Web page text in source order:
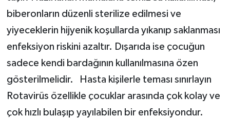
biberonların düzenli sterilize edilmesi ve
yiyeceklerin hijyenik koşullarda yıkanıp saklanması
enfeksiyon riskini azaltır. Dışarıda ise çocuğun
sadece kendi bardağının kullanılmasına özen
gösterilmelidir. Hasta kişilerle teması sınırlayın
Rotavirüs özellikle çocuklar arasında çok kolay ve
çok hızlı bulaşıp yayılabilen bir enfeksiyondur.